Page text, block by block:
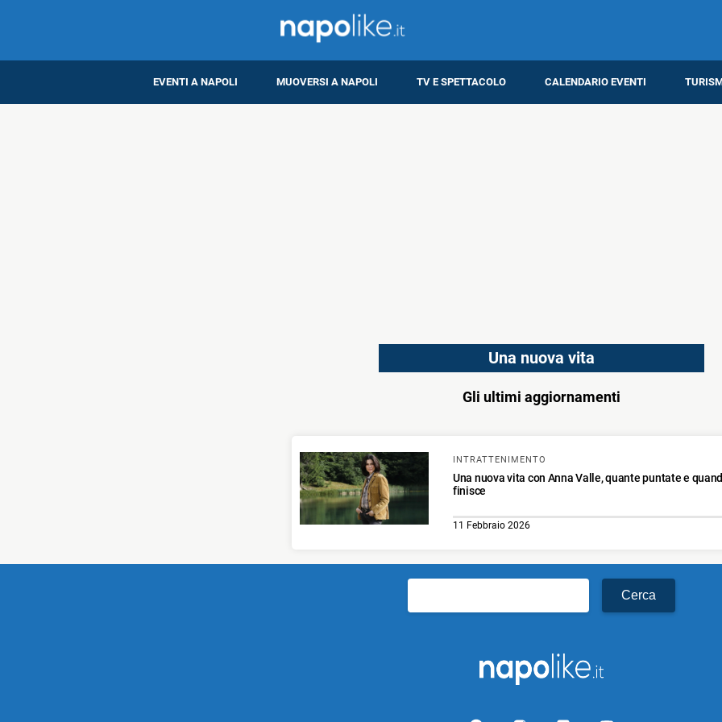
EVENTI A NAPOLI MUOVERSI A NAPOLI TV E SPETTACOLO CALENDARIO EVENTI
Una nuova vita
Gli ultimi aggiornamenti
INTRATTENIMENTO
Una nuova vita con Anna Valle, quante puntate e
finisce
11 Febbraio 2026
per: